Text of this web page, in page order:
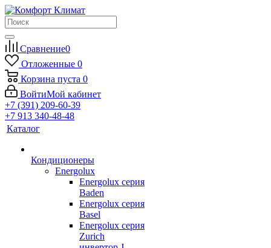
Сравнение0
Отложенные 0
Корзина пуста 0
ВойтиМой кабинет
+7 (391) 209-60-39
+7 913 340-48-48
Каталог
Кондиционеры
Energolux
Energolux серия
Baden
Energolux серия
Basel
Energolux серия
Zurich